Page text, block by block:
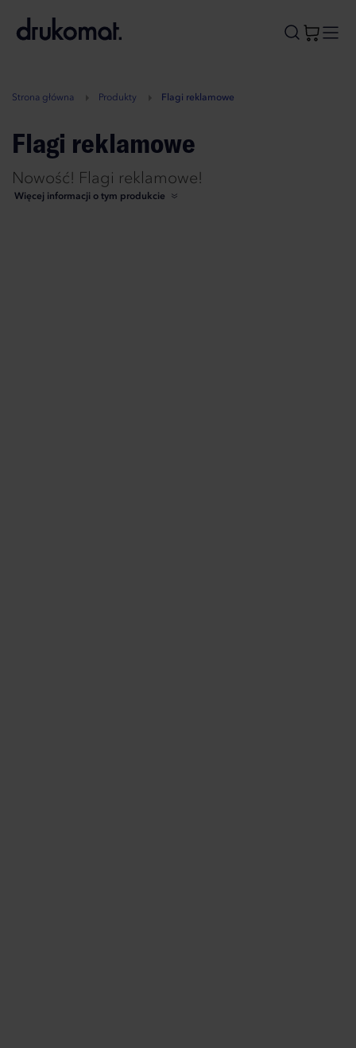
A
Strona główna Produkty Flagi reklamowe
Flagi reklamowe
Nowość! Flagi reklamowe!
Więcej informacji o tym produkcie